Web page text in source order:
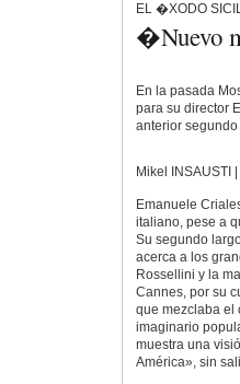
EL �XODO
�Nuevo
En la pasada
para su director
anterior
Mikel INSAUSTI
Emanuele
italiano, pese a
Su segundo
acerca a los
Rossellini y la
Cannes, por su
que mezclaba el
imaginario
muestra una
América», sin